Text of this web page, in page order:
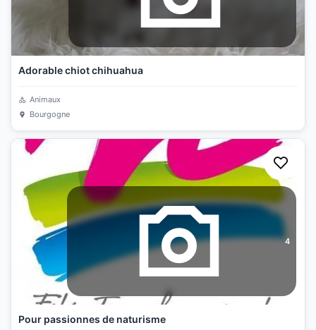
Adorable chiot chihuahua
Animaux
Bourgogne
4
Pour passionnes de naturisme